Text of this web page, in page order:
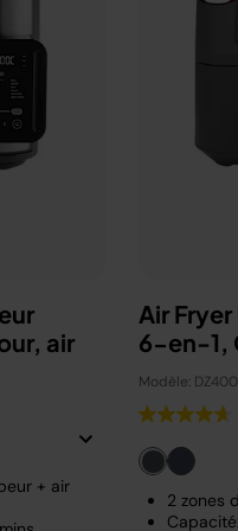
air
+ air
Air
6-en-1,
Modèle:
2 zones